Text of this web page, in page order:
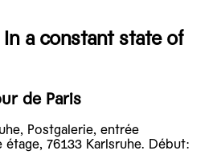
a constant state of
de Paris
Postgalerie, entrée
étage, 76133 Karlsruhe. Début: